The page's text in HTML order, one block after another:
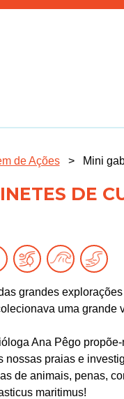
de Ações > Mini
DE
grandes
uma
Ana Pêgo
nossas praias e
de animais, penas,
maritimus!